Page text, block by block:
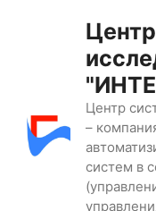
содержимому
Центр
–
систем в